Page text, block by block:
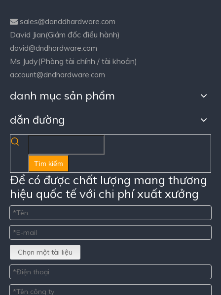
 sales@danddhardware.com
David Jian(Giám đốc điều hành)
david@dndhardware.com
Ms Judy(Phòng tài chính / tài khoản)
account@dndhardware.com
danh mục sản phẩm
dẫn đường
Tìm kiếm
Để có được chất lượng mang thương
hiệu quốc tế với chi phí xuất xưởng
Chọn một tài liệu